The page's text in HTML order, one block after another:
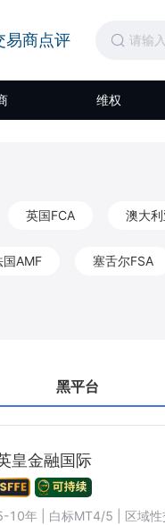
易商点评
维权
英国FCA 澳大
国AMF 塞舌尔FSA
SERC 拉脱维亚
黑平台
皇金融国际
10年 | 白标MT4/5 | 区域性